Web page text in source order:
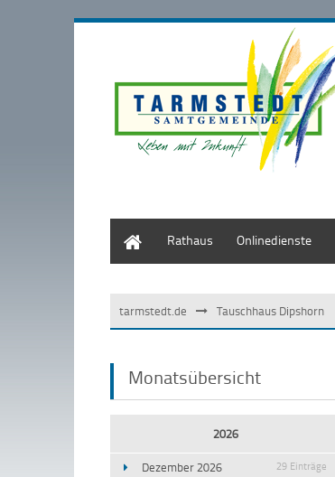
Rathaus Onlinedienste
tarmstedt.de Tauschhaus Dipshorn
Monatsübersicht
2026
Dezember 2026 29 Einträge